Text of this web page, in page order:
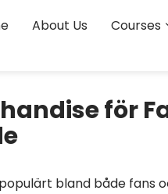
About Us Courses
för
bland både fans